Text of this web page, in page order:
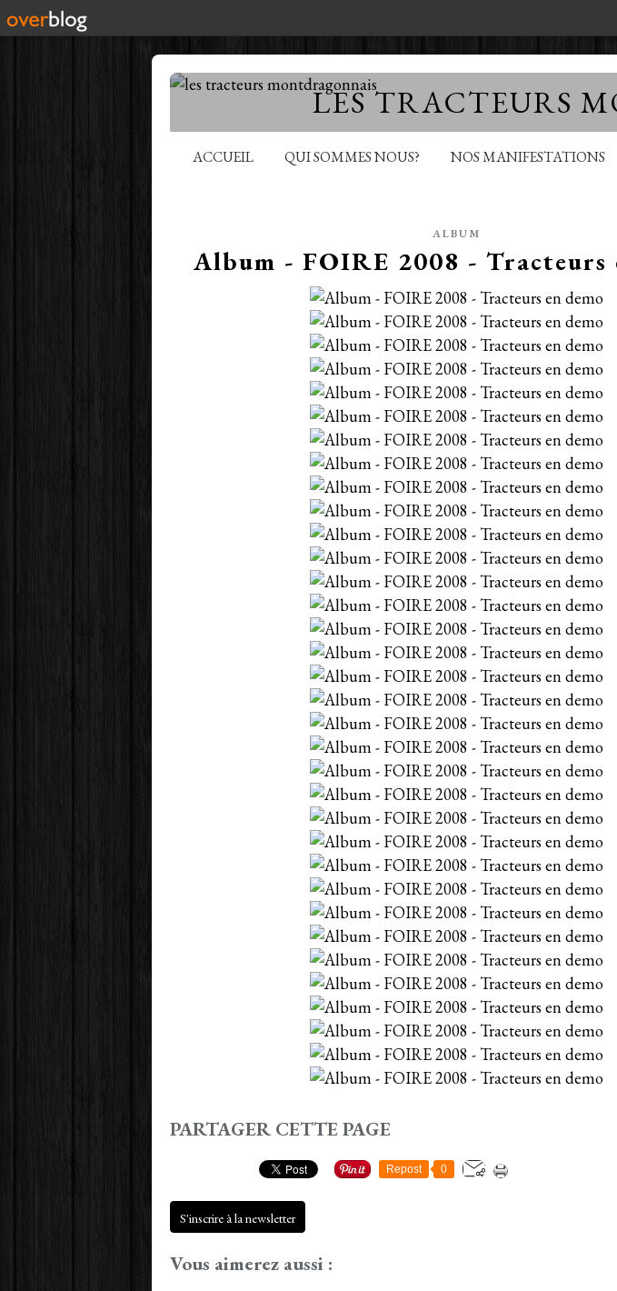
LES TRACTEURS
ACCUEIL QUI SOMMES NOUS? NOS MANIFESTATIONS
ALBUM
Album - FOIRE 2008 - Tracteurs
PARTAGER CETTE PAGE
Repost 0
S'inscrire à la newsletter
Vous aimerez aussi :